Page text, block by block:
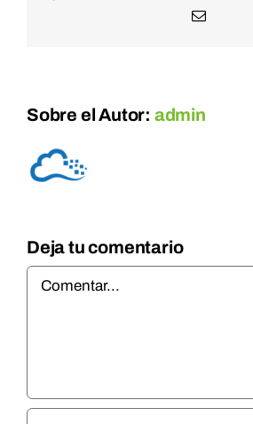
Correo
Sobre el Autor: admin
Deja tu comentario
Comentar